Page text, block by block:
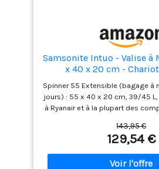
Samsonite Intuo - Valise à
x 40 x 20 cm -
Extensible pour Ryanair et
compagnies aériennes,
(Citrus)
Spinner 55 Extensible (bagage à
jours) : 55 x 40 x 20 cm, 39/45
à Ryanair et à la plupart des
une sécurité maximale.
dotées d'une fonction
possède un séparateur fixe avec
et des sangles d'emballage
143,95 €
129,54 €